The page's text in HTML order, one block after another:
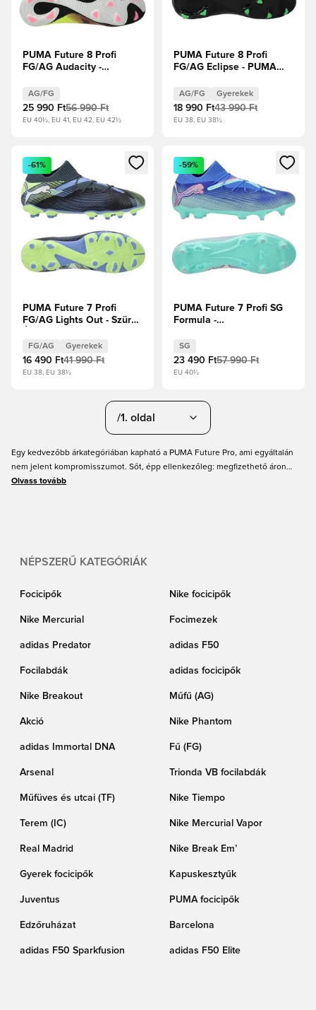
PUMA Future 8 Profi
FG/AG Audacity -
sárga/PUMA
Fekete/Napfényes
AG/FG
25 990 Ft56 990 Ft
EU 40½, EU 41, EU 42, EU 42½
PUMA Future 8 Profi
FG/AG Eclipse - PUMA
világosszürke/Fluo zöld
Gyerek
AG/FG Gyerekek
18 990 Ft43 990 Ft
EU 38, EU 38½
Megnyit egy modált a bejelentkezéshez vagy a tagként
-61%
PUMA Future 7 Profi
FG/AG Lights Out - Szürke
Fehér/Szénsavas alma
Gyerek
FG/AG Gyerekek
16 490 Ft41 990 Ft
EU 38, EU 38½
Megnyit egy modált a
-59%
PUMA Future 7 Profi SG
Formula -
Fehér/Elektromos
borsmenta
SG
23 490 Ft57 990 Ft
EU 40½
/1. oldal
Egy kedvezőbb árkategóriában kapható a PUMA Future Pro, ami egyáltalán
nem jelent kompromisszumot. Sőt, épp ellenkezőleg: megfizethető áron
hozhatod ki belőle a maximumot. A PUMA Future az egyik legnépszerűbb
Olvass tovább
NÉPSZERŰ KATEGÓRIÁK
Focicipők Nike focicipők
Nike Mercurial Focimezek
adidas Predator adidas F50
Focilabdák adidas focicipők
Nike Breakout Műfű (AG)
Akció Nike Phantom
adidas Immortal DNA Fű (FG)
Arsenal Trionda VB focilabdák
Műfüves és utcai (TF) Nike Tiempo
Terem (IC) Nike Mercurial Vapor
Real Madrid Nike Break Em’
Gyerek focicipők Kapuskesztyűk
Juventus PUMA focicipők
Edzőruházat Barcelona
adidas F50 Sparkfusion adidas F50 Elite